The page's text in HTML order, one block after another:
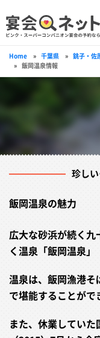
Home » 千葉県 » 銚子・佐
» 飯岡温泉情報
珍し
飯岡温泉の魅力
広大な砂浜が続く
く温泉「飯岡温泉」
温泉は、飯岡漁港そ
で堪能することがで
また、休業してい